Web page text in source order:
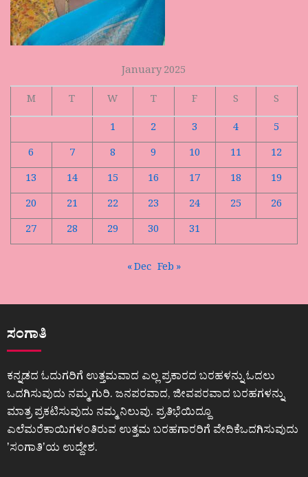
January 2025
M
T W T F S
S
1
2 3 4
5
6
7 8 9 10 11
12
13
14 15 16 17 18
19
20
21 22 23 24 25
26
27
28 29 30 31
« Dec Feb »
ಸಂಗಾತಿ
ಕನ್ನಡದ ಓದುಗರಿಗೆ ಉತ್ತಮವಾದ ಎಲ್ಲ ಪ್ರಕಾರದ ಬರಹಳನ್ನು ಓದಲು
ಒದಗಿಸುವುದು ನಮ್ಮ ಗುರಿ. ಜನಪರವಾದ, ಜೀವಪರವಾದ ಬರಹಗಳನ್ನು
ಮಾತ್ರ ಪ್ರಕಟಿಸುವುದು ನಮ್ಮ ನಿಲುವು. ಪ್ರತಿಭೆಯಿದ್ದೂ
ಎಲೆಮರೆಕಾಯಿಗಳಂತಿರುವ ಉತ್ತಮ ಬರಹಗಾರರಿಗೆ ವೇದಿಕೆಒದಗಿಸುವುದು
ʼಸಂಗಾತಿʼಯ ಉದ್ದೇಶ.